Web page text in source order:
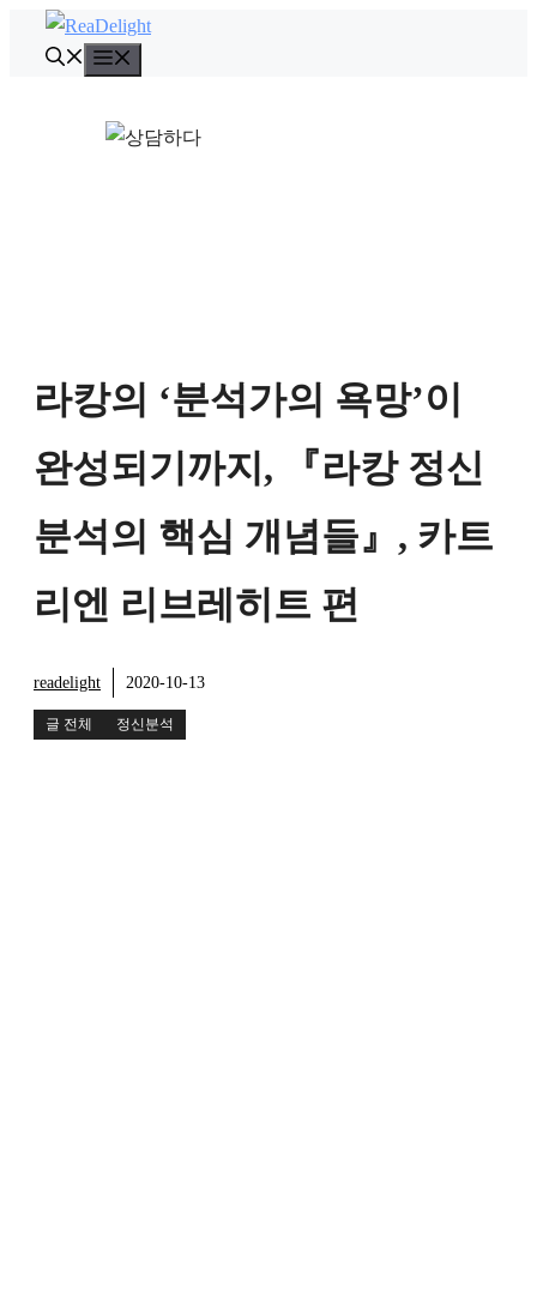
뉴
라캉의 ‘분석가의 욕망’이
완성되기까지, 『라캉 정신
분석의 핵심 개념들』, 카트
리엔 리브레히트 편
readelight 2020-10-13
글 전체 정신분석